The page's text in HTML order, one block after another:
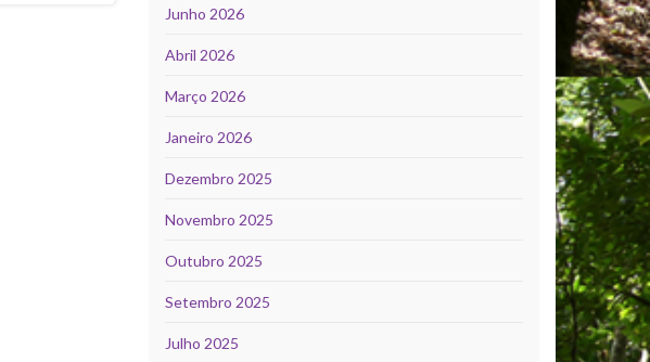
Junho 2026
Abril 2026
Março 2026
Janeiro 2026
Dezembro 2025
Novembro 2025
Outubro 2025
Setembro 2025
Julho 2025